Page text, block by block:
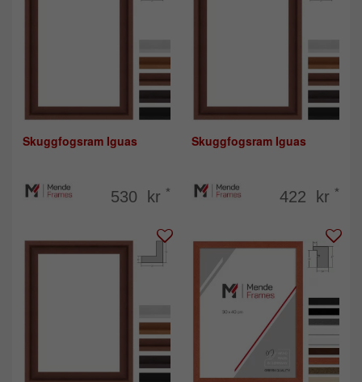
Skuggfogsram Iguas
530 kr *
Skuggfogsram Iguas
422 kr *